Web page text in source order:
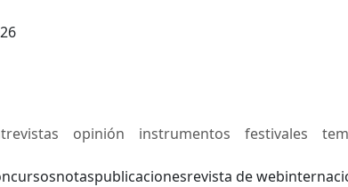
opinión instrumentos festivales
notaspublicacionesrevista de web